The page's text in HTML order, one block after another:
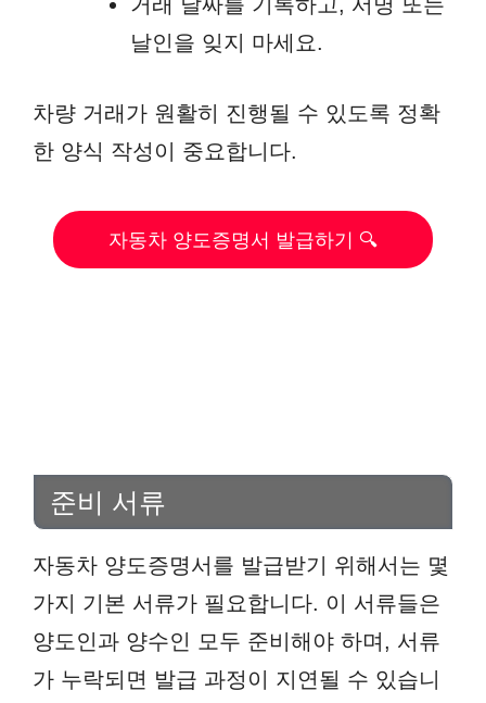
날인을 잊지 마세요.
차량 거래가 원활히 진행될 수 있도록 정확
한 양식 작성이 중요합니다.
자동차 양도증명서 발급하기 🔍
준비 서류
자동차 양도증명서를 발급받기 위해서는 몇
가지 기본 서류가 필요합니다. 이 서류들은
양도인과 양수인 모두 준비해야 하며, 서류
가 누락되면 발급 과정이 지연될 수 있습니